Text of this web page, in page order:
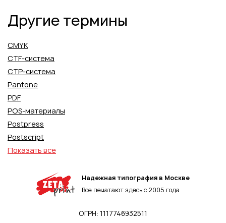
Другие термины
CMYK
CTF-система
CTP-система
Pantone
PDF
POS-материалы
Postpress
Postscript
Показать все
Надежная типография в Москве
Все печатают здесь с 2005 года
ОГРН: 1117746932511